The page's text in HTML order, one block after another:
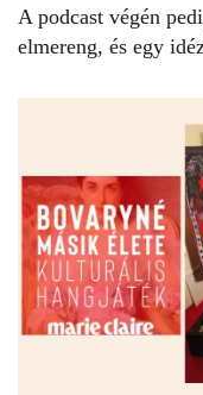
A podcast végén
elmereng, és egy